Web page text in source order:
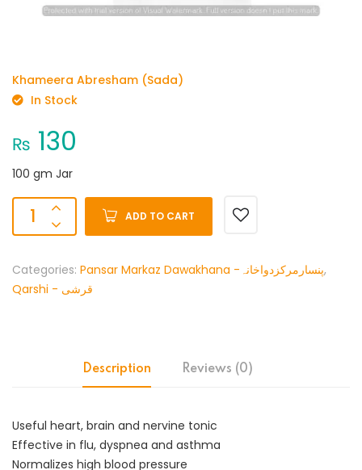
Khameera Abresham (Sada)
In Stock
₨ 130
100 gm Jar
ADD TO CART
Categories: Pansar Markaz Dawakhana -پنسارمرکزدواخانہ,
Qarshi - قرشی
Description Reviews (0)
Useful heart, brain and nervine tonic
Effective in flu, dyspnea and asthma
Normalizes high blood pressure